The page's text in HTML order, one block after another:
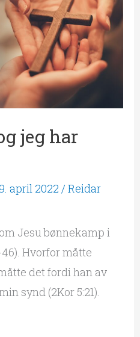
jeg har
april 2022 /Reidar
Jesu bønnekamp i
Hvorfor måtte
det fordi han av
synd (2Kor 5:21).